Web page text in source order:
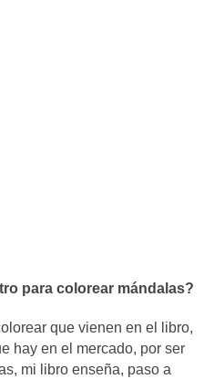
para colorear mándalas?
que vienen en el libro,
hay en el mercado, por ser
mi libro enseña, paso a